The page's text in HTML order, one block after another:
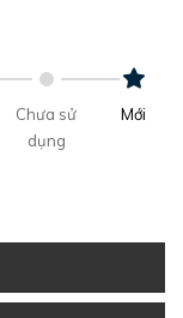
Chưa sử
dụng
Mới